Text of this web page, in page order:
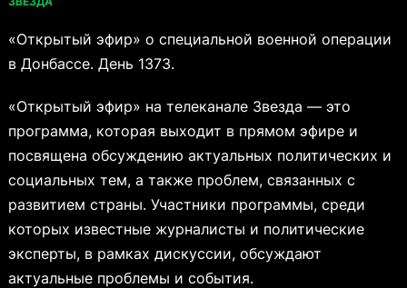
«Открытый эфир» о специальной военной операции
в Донбассе. День 1373.
«Открытый эфир» на телеканале Звезда — это
программа, которая выходит в прямом эфире и
посвящена обсуждению актуальных политических и
социальных тем, а также проблем, связанных с
развитием страны. Участники программы, среди
которых известные журналисты и политические
эксперты, в рамках дискуссии, обсуждают
актуальные проблемы и события.